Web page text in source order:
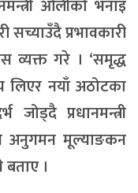
ओलीको भनाइ
प्रभावकारी
व्यक्त गरे । ‘समृद्ध
लिएर नयाँ अठोटका
प्रधानमन्त्री
अनुगमन मूल्याङकन
।